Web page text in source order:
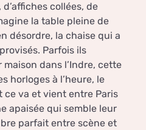
collées, de
la table pleine de
désordre, la chaise qui a
Parfois ils
dans l’Indre, cette
horloges à l’heure, le
ce va et vient entre Paris
apaisée qui semble leur
parfait entre scène et